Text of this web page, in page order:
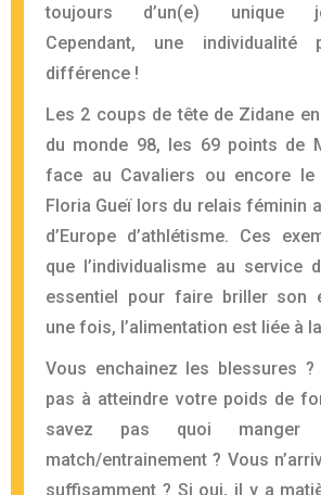
toujours d’un(e) unique
Cependant, une
différence !
Les 2 coups de tête de Zidane
du monde 98, les 69 points de
face au Cavaliers ou encore
Floria Gueï lors du relais féminin
d’Europe d’athlétisme. Ces
que l’individualisme au service
essentiel pour faire briller son
une fois, l’alimentation est liée à
Vous enchainez les blessures ?
pas à atteindre votre poids de
savez pas quoi manger
match/entrainement ? Vous
suffisamment ? Si oui, il y a